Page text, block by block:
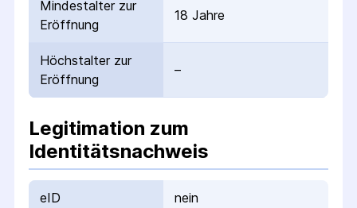
Mindestalter zur
Eröffnung
18 Jahre
Höchstalter zur
Eröffnung
–
Legitimation zum
Identitätsnachweis
eID nein